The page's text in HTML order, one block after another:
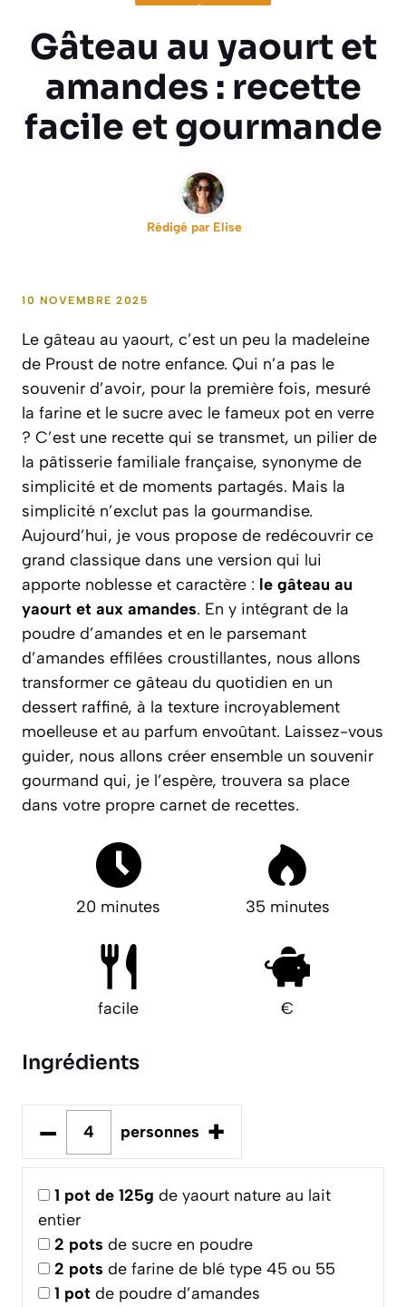
Gâteau au yaourt et
amandes : recette
facile et gourmande
Rédigé par Elise
10 NOVEMBRE 2025
Le gâteau au yaourt, c’est un peu la madeleine
de Proust de notre enfance. Qui n’a pas le
souvenir d’avoir, pour la première fois, mesuré
la farine et le sucre avec le fameux pot en verre
? C’est une recette qui se transmet, un pilier de
la pâtisserie familiale française, synonyme de
simplicité et de moments partagés. Mais la
simplicité n’exclut pas la gourmandise.
Aujourd’hui, je vous propose de redécouvrir ce
grand classique dans une version qui lui
apporte noblesse et caractère : le gâteau au
yaourt et aux amandes. En y intégrant de la
poudre d’amandes et en le parsemant
d’amandes effilées croustillantes, nous allons
transformer ce gâteau du quotidien en un
dessert raffiné, à la texture incroyablement
moelleuse et au parfum envoûtant. Laissez-vous
guider, nous allons créer ensemble un souvenir
gourmand qui, je l’espère, trouvera sa place
dans votre propre carnet de recettes.
20 minutes 35 minutes
facile €
Ingrédients
– personnes +
1 pot de 125g de yaourt nature au lait
entier
2 pots de sucre en poudre
2 pots de farine de blé type 45 ou 55
1 pot de poudre d’amandes